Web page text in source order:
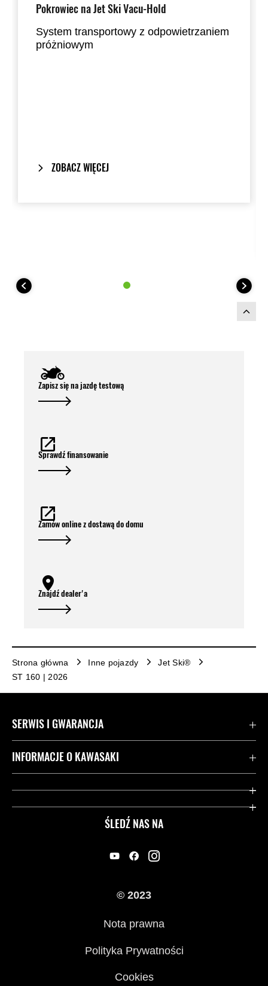
Pokrowiec na Jet Ski Vacu-Hold
System transportowy z odpowietrzaniem
próżniowym
ZOBACZ WIĘCEJ
Zapisz się na jazdę testową
Sprawdź finansowanie
Zamów online z dostawą do domu
Znajdź dealer'a
Strona główna Inne pojazdy
Jet Ski®
ST 160 | 2026
ŚLEDŹ NAS NA
SERWIS I GWARANCJA
Kontakt
Przydatne strony
INFORMACJE O KAWASAKI
Dziedzictwo Kawasaki
© 2023
Nota prawna
Polityka Prywatności
Cookies